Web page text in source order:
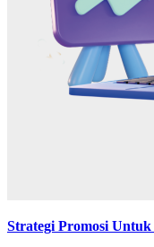
Strategi Promosi